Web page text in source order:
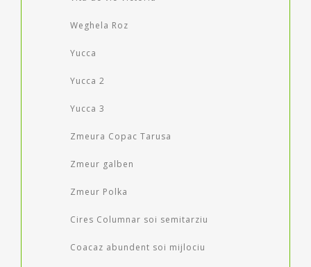
Weghela Roz
Yucca
Yucca 2
Yucca 3
Zmeura Copac Tarusa
Zmeur galben
Zmeur Polka
Cires Columnar soi semitarziu
Coacaz abundent soi mijlociu